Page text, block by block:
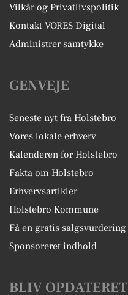
Vilkår og Privatlivspolitik
Kontakt VORES Digital
Administrer samtykke
GENVEJE
Seneste nyt fra Holstebro
Vores lokale erhverv
Kalenderen for Holstebro
Fakta om Holstebro
Erhvervsartikler
Holstebro Kommune
Få en gratis salgsvurdering
Sponsoreret indhold
BLIV OPDATERET